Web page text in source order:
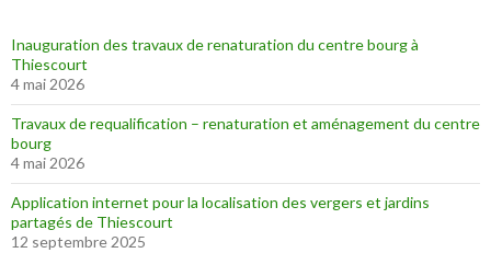
Inauguration des travaux de renaturation du centre bourg à
Thiescourt
4 mai 2026
Travaux de requalification – renaturation et aménagement du centre
bourg
4 mai 2026
Application internet pour la localisation des vergers et jardins
partagés de Thiescourt
12 septembre 2025